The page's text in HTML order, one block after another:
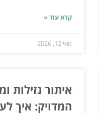
קרא עוד »
מאי 12, 2026
איתור נזילות
המדויק: איך